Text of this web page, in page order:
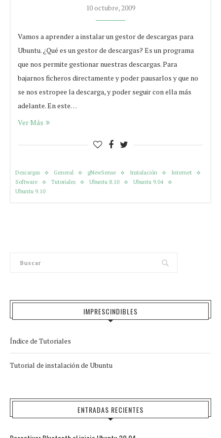
10 octubre, 2009
Vamos a aprender a instalar un gestor de descargas para
Ubuntu. ¿Qué es un gestor de descargas? Es un programa
que nos permite gestionar nuestras descargas. Para
bajarnos ficheros directamente y poder pausarlos y que no
se nos estropee la descarga, y poder seguir con ella más
adelante. En este…
Ver Más
Descargas General gNewSense Instalación
Internet
Software
Tutoriales Ubuntu 8.10
Ubuntu 9.04
Ubuntu 9.10
IMPRESCINDIBLES
Índice de Tutoriales
Tutorial de instalación de Ubuntu
ENTRADAS RECIENTES